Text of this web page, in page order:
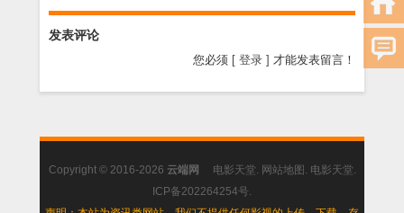
发表评论
您必须 [ 登录 ] 才能发表留言！
Copyright © 2016-2026 云端网 电影天堂 网站地图 电影天堂
ICP备202264254号